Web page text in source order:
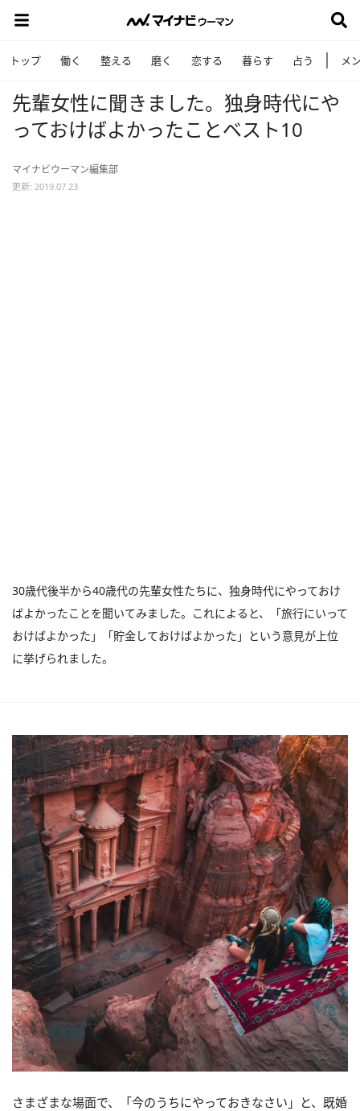
トップ 働く 整える 磨く 恋する 暮らす 占う メ
先輩女性に聞きました。独身時代にや
っておけばよかったことベスト10
マイナビウーマン編集部
更新: 2019.07.23
30歳代後半から40歳代の先輩女性たちに、独身時代にやっておけ
ばよかったことを聞いてみました。これによると、「旅行にいって
おけばよかった」「貯金しておけばよかった」という意見が上位
に挙げられました。
さまざまな場面で、「今のうちにやっておきなさい」と、既婚